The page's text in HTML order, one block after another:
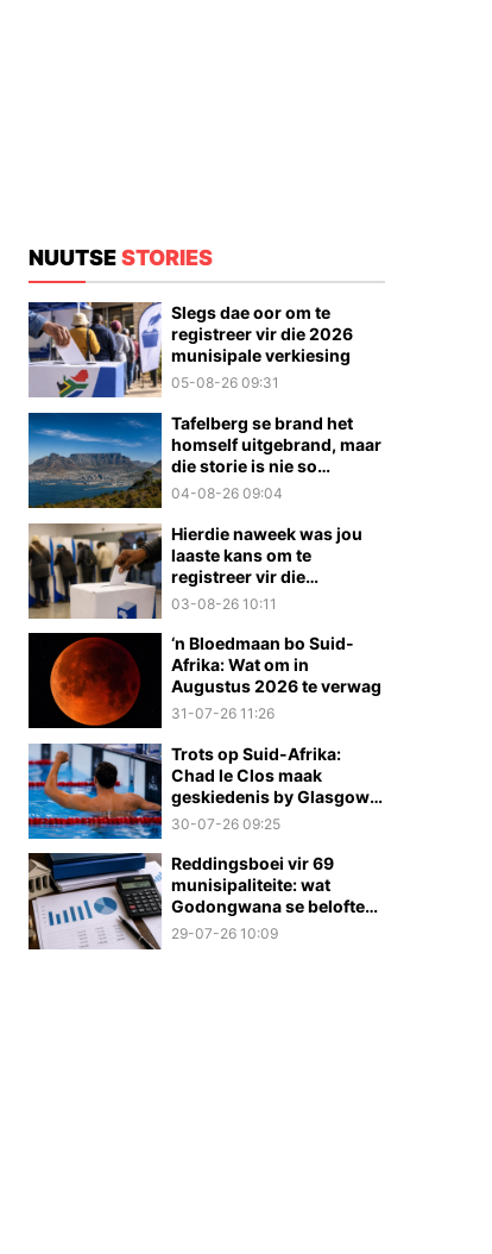
NUUTSESTORIES
Slegs dae oor om te
registreer vir die 2026
munisipale verkiesing
05-08-26 09:31
Tafelberg se brand het
homself uitgebrand, maar
die storie is nie so
eenvoudig nie
04-08-26 09:04
Hierdie naweek was jou
laaste kans om te
registreer vir die
munisipale verkiesings
03-08-26 10:11
‘n Bloedmaan bo Suid-
Afrika: Wat om in
Augustus 2026 te verwag
31-07-26 11:26
Trots op Suid-Afrika:
Chad le Clos maak
geskiedenis by Glasgow
2026
30-07-26 09:25
Reddingsboei vir 69
munisipaliteite: wat
Godongwana se belofte
werklik beteken
29-07-26 10:09